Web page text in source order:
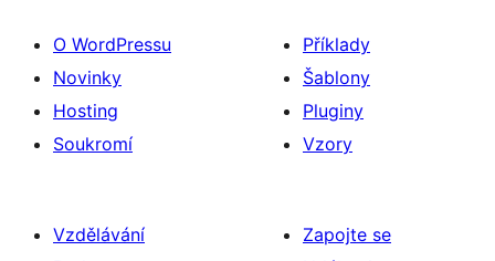
O WordPressu
Novinky
Hosting
Soukromí
Příklady
Šablony
Pluginy
Vzory
Vzdělávání
Zapojte se